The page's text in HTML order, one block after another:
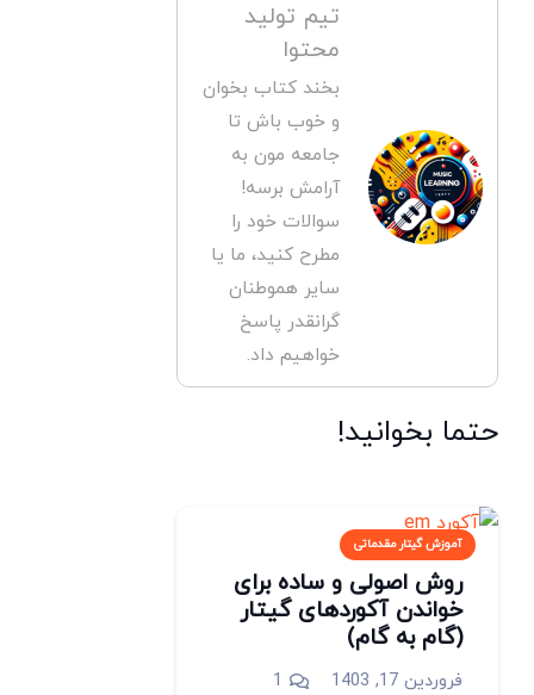
تیم تولید
محتوا
بخند کتاب بخوان
و خوب باش تا
جامعه مون به
آرامش برسه!
سوالات خود را
مطرح کنید، ما یا
سایر هموطنان
گرانقدر پاسخ
خواهیم داد.
حتما بخوانید!
آموزش گیتار مقدماتی
روش اصولی و ساده برای
خواندن آکوردهای گیتار
(گام به گام)
فروردین 17, 1403 1دیدگاه